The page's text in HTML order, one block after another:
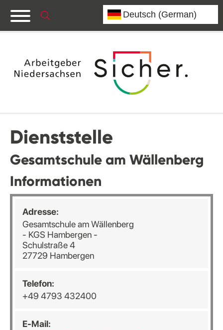
Dienststelle
Gesamtschule am Wällenberg
Informationen
Adresse:
Gesamtschule am Wällenberg
- KGS Hambergen -
Schulstraße 4
27729 Hambergen
Telefon:
+49 4793 432400
E-Mail: